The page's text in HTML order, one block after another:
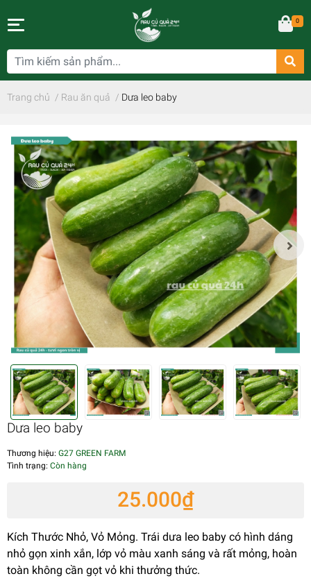
0
Trang chủ / Rau ăn quả / Dưa leo baby
Dưa leo baby
Thương hiệu: G27 GREEN FARM
Tình trạng: Còn hàng
25.000₫
Kích Thước Nhỏ, Vỏ Mỏng. Trái dưa leo baby có hình dáng
nhỏ gọn xinh xắn, lớp vỏ màu xanh sáng và rất mỏng, hoàn
toàn không cần gọt vỏ khi thưởng thức.